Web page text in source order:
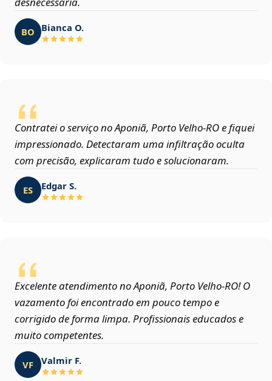
BO Bianca O.
Contratei o serviço no Aponiã, Porto Velho‑RO e fiquei
impressionado. Detectaram uma infiltração oculta
com precisão, explicaram tudo e solucionaram.
ES Edgar S.
Excelente atendimento no Aponiã, Porto Velho‑RO! O
vazamento foi encontrado em pouco tempo e
corrigido de forma limpa. Profissionais educados e
muito competentes.
VF Valmir F.